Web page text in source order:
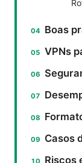
Boas
VPNs
Casos
Riscos